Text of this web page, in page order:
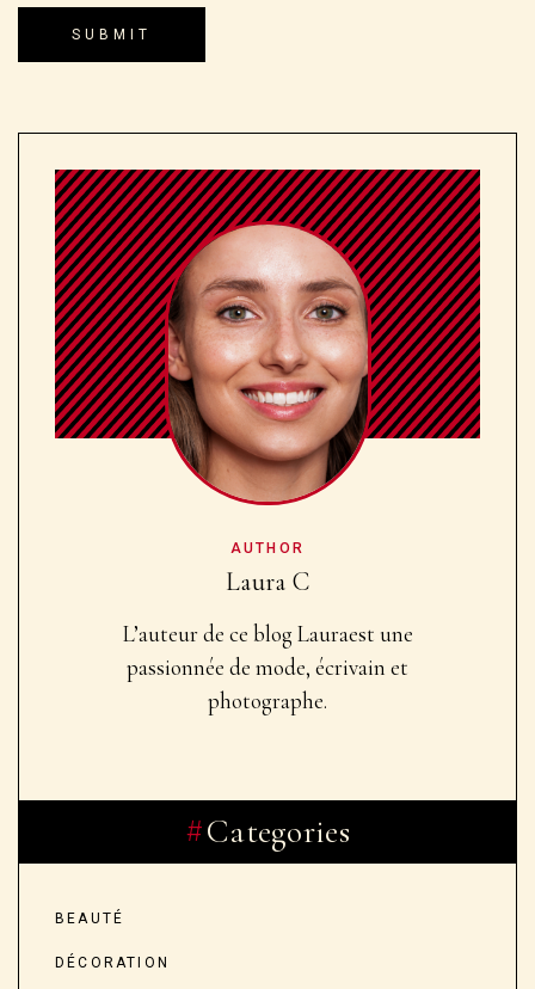
AUTHOR
Laura C
L’auteur de ce blog Lauraest une
passionnée de mode, écrivain et
photographe.
Categories
BEAUTÉ
DÉCORATION